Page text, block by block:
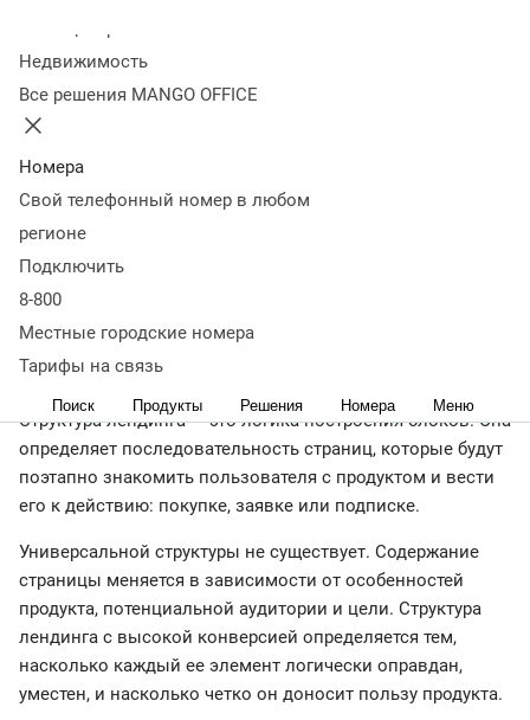
Недвижимость
Все решения MANGO OFFICE
Номера
Свой телефонный номер в любом
регионе
Подключить
8-800
Местные городские номера
Тарифы на связь
Поиск Продукты Решения Номера Меню
выстроить
20 июня 202229 948
Оглавление
Что такое структура лендинга
Конструкторы
лендингов
разнообразие шаблонов страниц. Чтобы решить, какие
из них стоит использовать, желательно разработать
структуру лендинга. Поговорим о ней подробнее.
Что такое структура лендинга
Структура лендинга — это логика построения блоков. Она
определяет последовательность страниц, которые будут
поэтапно знакомить пользователя с продуктом и вести
его к действию: покупке, заявке или подписке.
Универсальной структуры не существует. Содержание
страницы меняется в зависимости от особенностей
продукта, потенциальной аудитории и цели. Структура
лендинга с высокой конверсией определяется тем,
насколько каждый ее элемент логически оправдан,
уместен, и насколько четко он доносит пользу продукта.